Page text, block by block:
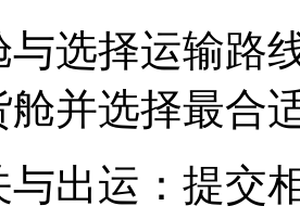
与选择运输路
舱并选择最合
与出运：提交